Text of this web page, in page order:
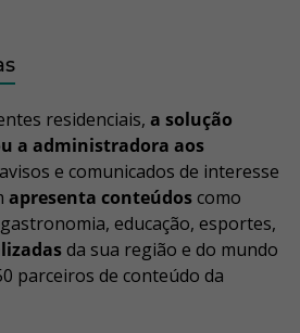
residenciais, a solução
a administradora aos
e comunicados de interesse
apresenta conteúdoscomo
educação, esportes,
da sua região e do mundo
parceiros de conteúdo da